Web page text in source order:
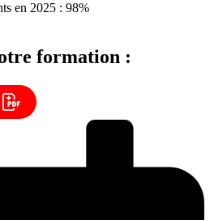
en 2025 : 98%
formation :